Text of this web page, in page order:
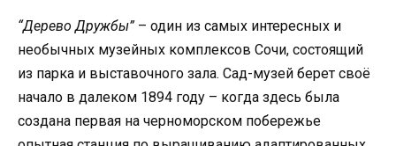
“Дерево Дружбы” – один из самых интересных и
необычных музейных комплексов Сочи, состоящий
из парка и выставочного зала. Сад-музей берет своё
начало в далеком 1894 году – когда здесь была
создана первая на черноморском побережье